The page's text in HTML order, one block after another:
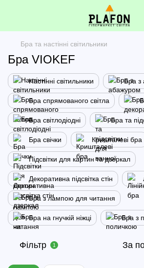
Бра та настінні світильники
Бра VIOKEF
Настінні світильники Бра з
Бра спрямованого світла
Бра світлодіодні Бра та
Бра свічки Кришталеві бра
Підсвітки для картин та дзеркал
Декоративна підсвітка стін
Бра з лампою для читання
Бра на гнучкій ніжці Бра з
Фільтр 1 За